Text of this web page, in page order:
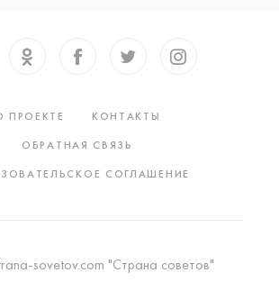
ПРОЕКТЕ
КОНТАКТЫ
ОБРАТНАЯ СВЯЗЬ
СОГЛАШЕНИЕ
sovetov.com "Страна советов"